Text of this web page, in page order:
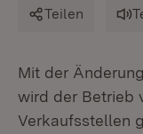
Teilen
Mit der
wird der Betrieb
Verkaufsstellen